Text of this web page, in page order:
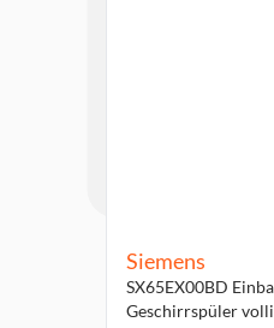
Siemens
SX65EX00BD
Geschirrspüler